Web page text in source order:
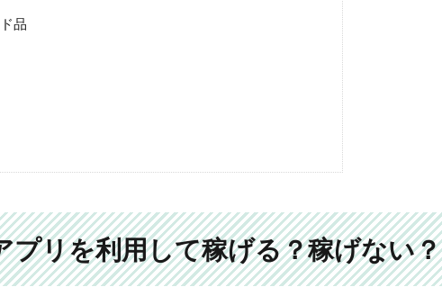
品
プリを利用して稼げる？稼げない？